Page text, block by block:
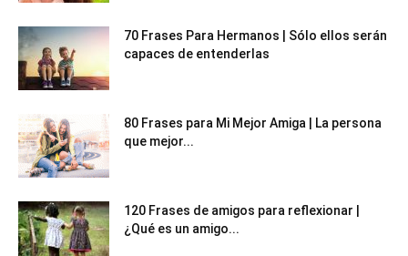
70 Frases Para Hermanos | Sólo ellos serán
capaces de entenderlas
80 Frases para Mi Mejor Amiga | La persona
que mejor...
120 Frases de amigos para reflexionar |
¿Qué es un amigo...